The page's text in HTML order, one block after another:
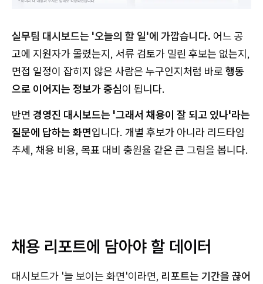
실무팀 대시보드는 '오늘의 할 일'에 가깝습니다. 어느 공
고에 지원자가 몰렸는지, 서류 검토가 밀린 후보는 없는지,
면접 일정이 잡히지 않은 사람은 누구인지처럼 바로 행동
으로 이어지는 정보가 중심이 됩니다.
반면 경영진 대시보드는 '그래서 채용이 잘 되고 있나'라는
질문에 답하는 화면입니다. 개별 후보가 아니라 리드타임
추세, 채용 비용, 목표 대비 충원율 같은 큰 그림을 봅니다.
채용 리포트에 담아야 할 데이터
대시보드가 '늘 보이는 화면'이라면, 리포트는 기간을 끊어